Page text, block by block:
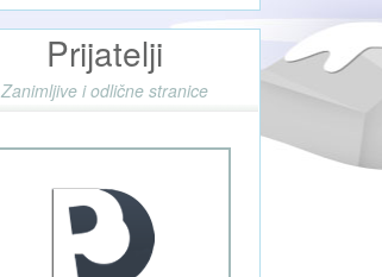
Prijatelji
Zanimljive i odlične stranice